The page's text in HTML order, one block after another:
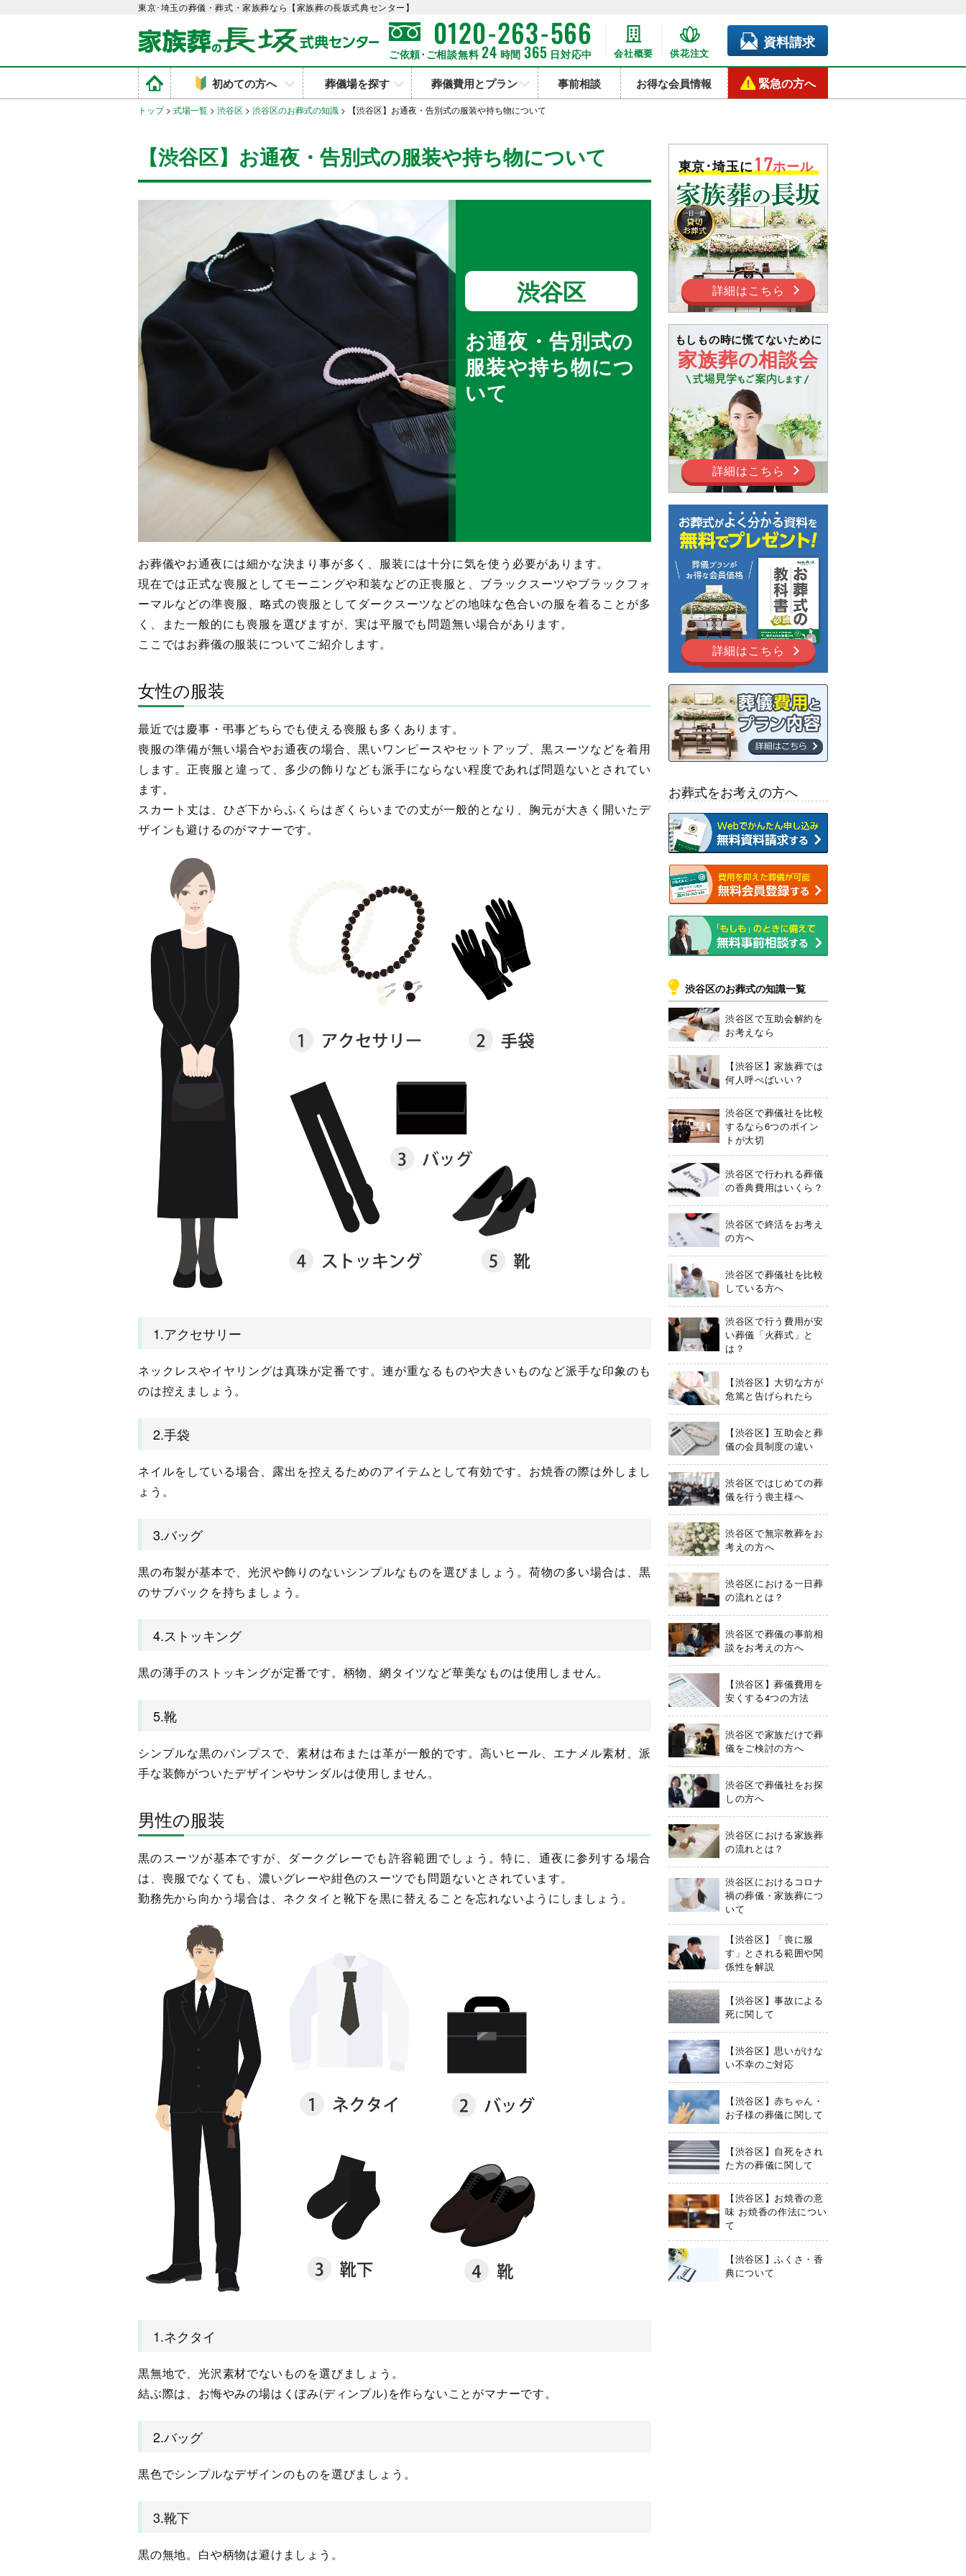
東京･埼玉の葬儀・葬式・家族葬なら【家族葬の長坂式典センター】
0120-263-566
ご依頼･ご相談無料 24 時間 365 日対応中 会社概要 供花注文
資料請求
初めての方へ 葬儀場を探す 葬儀費用とプラン 事前相談 お得な会員情報 緊急の方へ
トップ > 式場一覧 > 渋谷区 > 渋谷区のお葬式の知識 > 【渋谷区】お通夜・告別式の服装や持ち物について
【渋谷区】お通夜・告別式の服装や持ち物について
渋谷区
お通夜・告別式の
服装や持ち物につ
いて
お葬儀やお通夜には細かな決まり事が多く、服装には十分に気を使う必要があります。
現在では正式な喪服としてモーニングや和装などの正喪服と、ブラックスーツやブラックフォ
ーマルなどの準喪服、略式の喪服としてダークスーツなどの地味な色合いの服を着ることが多
く、また一般的にも喪服を選びますが、実は平服でも問題無い場合があります。
ここではお葬儀の服装についてご紹介します。
女性の服装
最近では慶事・弔事どちらでも使える喪服も多くあります。
喪服の準備が無い場合やお通夜の場合、黒いワンピースやセットアップ、黒スーツなどを着用
します。正喪服と違って、多少の飾りなども派手にならない程度であれば問題ないとされてい
ます。
スカート丈は、ひざ下からふくらはぎくらいまでの丈が一般的となり、胸元が大きく開いたデ
ザインも避けるのがマナーです。
1.アクセサリー
ネックレスやイヤリングは真珠が定番です。連が重なるものや大きいものなど派手な印象のも
のは控えましょう。
2.手袋
ネイルをしている場合、露出を控えるためのアイテムとして有効です。お焼香の際は外しまし
ょう。
3.バッグ
黒の布製が基本で、光沢や飾りのないシンプルなものを選びましょう。荷物の多い場合は、黒
のサブバックを持ちましょう。
4.ストッキング
黒の薄手のストッキングが定番です。柄物、網タイツなど華美なものは使用しません。
5.靴
シンプルな黒のパンプスで、素材は布または革が一般的です。高いヒール、エナメル素材、派
手な装飾がついたデザインやサンダルは使用しません。
男性の服装
黒のスーツが基本ですが、ダークグレーでも許容範囲でしょう。特に、通夜に参列する場合
は、喪服でなくても、濃いグレーや紺色のスーツでも問題ないとされています。
勤務先から向かう場合は、ネクタイと靴下を黒に替えることを忘れないようにしましょう。
1.ネクタイ
黒無地で、光沢素材でないものを選びましょう。
結ぶ際は、お悔やみの場はくぼみ(ディンプル)を作らないことがマナーです。
2.バッグ
黒色でシンプルなデザインのものを選びましょう。
3.靴下
黒の無地。白や柄物は避けましょう。
東京･埼玉に17ホール
詳細はこちら
もしもの時に慌てないために
家族葬の相談会
詳細はこちら
詳細はこちら
お葬式をお考えの方へ
渋谷区のお葬式の知識一覧
渋谷区で互助会解約を
お考えなら
【渋谷区】家族葬では
何人呼べばいい？
渋谷区で葬儀社を比較
するなら6つのポイン
トが大切
渋谷区で行われる葬儀
の香典費用はいくら？
渋谷区で終活をお考え
の方へ
渋谷区で葬儀社を比較
している方へ
渋谷区で行う費用が安
い葬儀「火葬式」と
は？
【渋谷区】大切な方が
危篤と告げられたら
【渋谷区】互助会と葬
儀の会員制度の違い
渋谷区ではじめての葬
儀を行う喪主様へ
渋谷区で無宗教葬をお
考えの方へ
渋谷区における一日葬
の流れとは？
渋谷区で葬儀の事前相
談をお考えの方へ
【渋谷区】葬儀費用を
安くする4つの方法
渋谷区で家族だけで葬
儀をご検討の方へ
渋谷区で葬儀社をお探
しの方へ
渋谷区における家族葬
の流れとは？
渋谷区におけるコロナ
禍の葬儀・家族葬につ
いて
【渋谷区】「喪に服
す」とされる範囲や関
係性を解説
【渋谷区】事故による
死に関して
【渋谷区】思いがけな
い不幸のご対応
【渋谷区】赤ちゃん・
お子様の葬儀に関して
【渋谷区】自死をされ
た方の葬儀に関して
【渋谷区】お焼香の意
味 お焼香の作法につい
て
【渋谷区】ふくさ・香
典について